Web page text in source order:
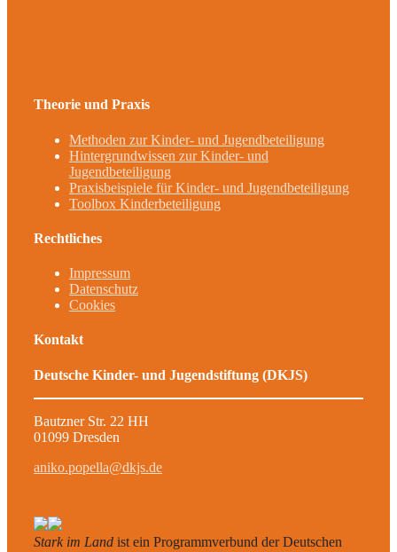
Theorie und Praxis
Methoden zur Kinder- und Jugendbeteiligung
Hintergrundwissen zur Kinder- und
Jugendbeteiligung
Praxisbeispiele für Kinder- und Jugendbeteiligung
Toolbox Kinderbeteiligung
Rechtliches
Impressum
Datenschutz
Cookies
Kontakt
Deutsche Kinder- und Jugendstiftung (DKJS)
Bautzner Str. 22 HH
01099 Dresden
aniko.popella@dkjs.de
Stark im Land ist ein Programmverbund der Deutschen